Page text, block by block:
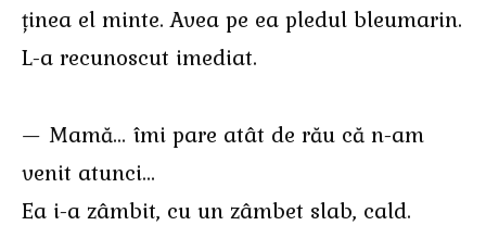
ținea el minte. Avea pe ea pledul bleumarin.
L-a recunoscut imediat.
— Mamă… îmi pare atât de rău că n-am
venit atunci…
Ea i-a zâmbit, cu un zâmbet slab, cald.